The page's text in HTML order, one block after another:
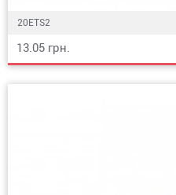
20ETS2
13.05 грн.